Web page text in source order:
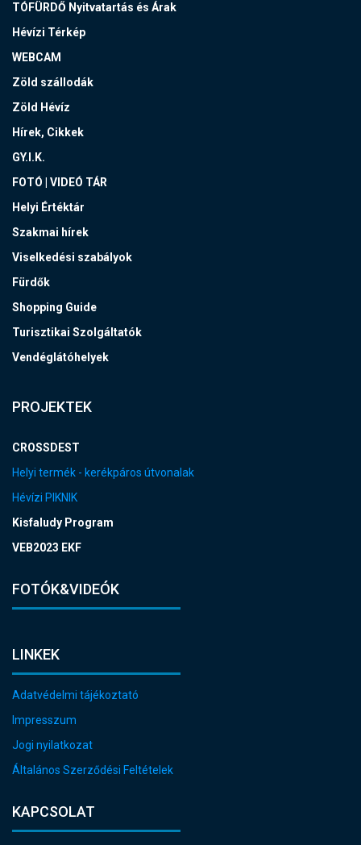
TÓFÜRDŐ Nyitvatartás és Árak
Hévízi Térkép
WEBCAM
Zöld szállodák
Zöld Hévíz
Hírek, Cikkek
GY.I.K.
FOTÓ | VIDEÓ TÁR
Helyi Értéktár
Szakmai hírek
Viselkedési szabályok
Fürdők
Shopping Guide
Turisztikai Szolgáltatók
Vendéglátóhelyek
PROJEKTEK
CROSSDEST
Helyi termék - kerékpáros útvonalak
Hévízi PIKNIK
Kisfaludy Program
VEB2023 EKF
FOTÓK&VIDEÓK
LINKEK
Adatvédelmi tájékoztató
Impresszum
Jogi nyilatkozat
Általános Szerződési Feltételek
KAPCSOLAT